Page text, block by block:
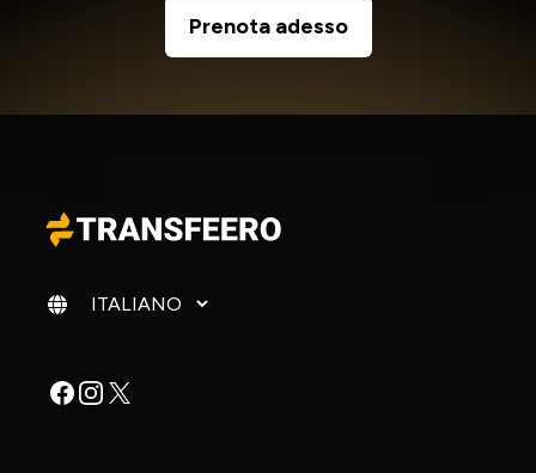
Prenota adesso
Cambia lingua
Facebook
Instagram
X